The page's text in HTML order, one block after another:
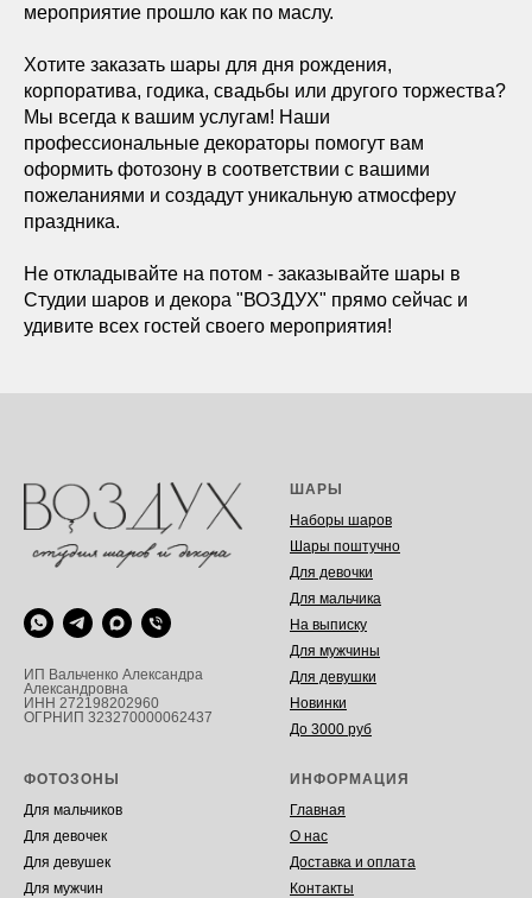
мероприятие прошло как по маслу.
Хотите заказать шары для дня рождения,
корпоратива, годика, свадьбы или другого торжества?
Мы всегда к вашим услугам! Наши
профессиональные декораторы помогут вам
оформить фотозону в соответствии с вашими
пожеланиями и создадут уникальную атмосферу
праздника.
Не откладывайте на потом - заказывайте шары в
Студии шаров и декора "ВОЗДУХ" прямо сейчас и
удивите всех гостей своего мероприятия!
ИП Вальченко Александра
Александровна
ИНН 272198202960
ОГРНИП 323270000062437
ШАРЫ
Наборы шаров
Шары поштучно
Для девочки
Для мальчика
На выписку
Для мужчины
Для девушки
Новинки
До 3000 руб
ФОТОЗОНЫ
Для мальчиков
Для девочек
Для девушек
Для мужчин
ИНФОРМАЦИЯ
Главная
О нас
Доставка и оплата
Контакты